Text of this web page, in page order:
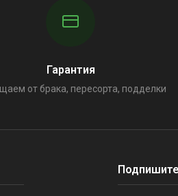
Гарантия
от брака, пересорта, подделки